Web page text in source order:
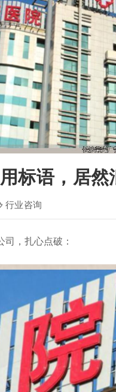
标语，居然
行业咨询
，扎心点破：